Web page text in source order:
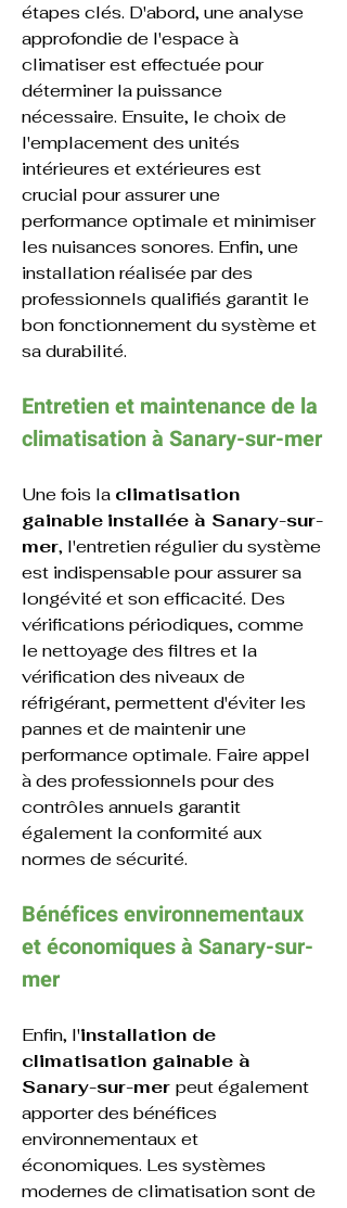
étapes clés. D'abord, une analyse
approfondie de l'espace à
climatiser est effectuée pour
déterminer la puissance
nécessaire. Ensuite, le choix de
l'emplacement des unités
intérieures et extérieures est
crucial pour assurer une
performance optimale et minimiser
les nuisances sonores. Enfin, une
installation réalisée par des
professionnels qualifiés garantit le
bon fonctionnement du système et
sa durabilité.
Entretien et maintenance de la
climatisation à Sanary-sur-mer
Une fois la climatisation
gainable installée à Sanary-sur-
mer, l'entretien régulier du système
est indispensable pour assurer sa
longévité et son efficacité. Des
vérifications périodiques, comme
le nettoyage des filtres et la
vérification des niveaux de
réfrigérant, permettent d'éviter les
pannes et de maintenir une
performance optimale. Faire appel
à des professionnels pour des
contrôles annuels garantit
également la conformité aux
normes de sécurité.
Bénéfices environnementaux
et économiques à Sanary-sur-
mer
Enfin, l'installation de
climatisation gainable à
Sanary-sur-mer peut également
apporter des bénéfices
environnementaux et
économiques. Les systèmes
modernes de climatisation sont de